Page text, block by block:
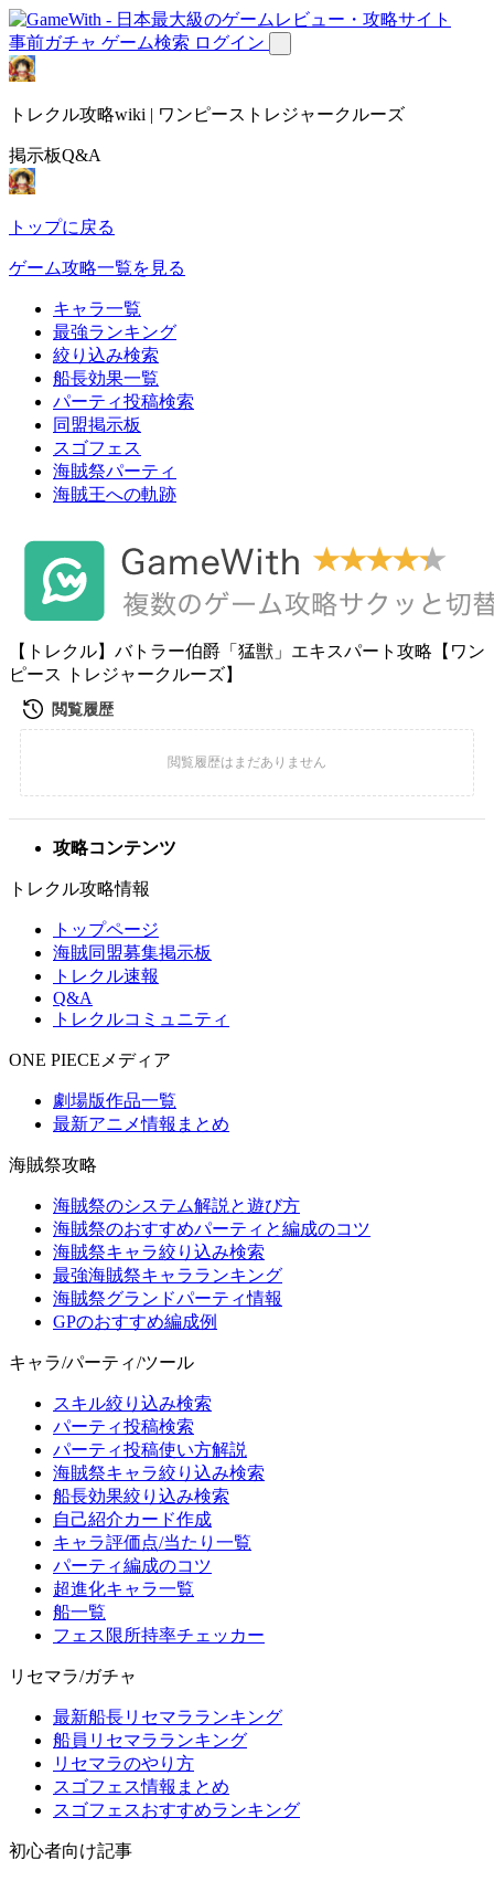
事前ガチャ ゲーム検索 ログイン
トレクル攻略wiki | ワンピーストレジャークルーズ
掲示板Q&A
トップに戻る
ゲーム攻略一覧を見る
キャラ一覧
最強ランキング
絞り込み検索
船長効果一覧
パーティ投稿検索
同盟掲示板
スゴフェス
海賊祭パーティ
海賊王への軌跡
【トレクル】バトラー伯爵「猛獣」エキスパート攻略【ワン
ピース トレジャークルーズ】
攻略コンテンツ
トレクル攻略情報
トップページ
海賊同盟募集掲示板
トレクル速報
Q&A
トレクルコミュニティ
ONE PIECEメディア
劇場版作品一覧
最新アニメ情報まとめ
海賊祭攻略
海賊祭のシステム解説と遊び方
海賊祭のおすすめパーティと編成のコツ
海賊祭キャラ絞り込み検索
最強海賊祭キャラランキング
海賊祭グランドパーティ情報
GPのおすすめ編成例
キャラ/パーティ/ツール
スキル絞り込み検索
パーティ投稿検索
パーティ投稿使い方解説
海賊祭キャラ絞り込み検索
船長効果絞り込み検索
自己紹介カード作成
キャラ評価点/当たり一覧
パーティ編成のコツ
超進化キャラ一覧
船一覧
フェス限所持率チェッカー
リセマラ/ガチャ
最新船長リセマラランキング
船員リセマラランキング
リセマラのやり方
スゴフェス情報まとめ
スゴフェスおすすめランキング
初心者向け記事